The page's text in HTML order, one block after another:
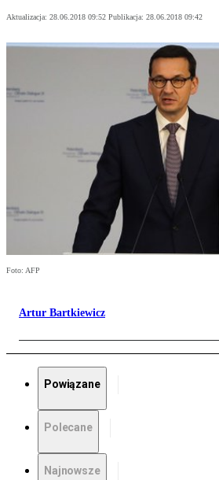
Aktualizacja: 28.06.2018 09:52 Publikacja: 28.06.2018 09:42
Foto: AFP
Artur Bartkiewicz
Powiązane
Polecane
Najnowsze